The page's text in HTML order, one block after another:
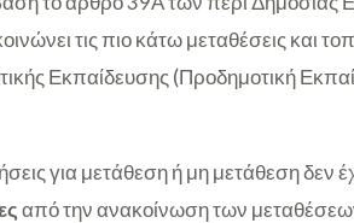
τις πιο κάτω μεταθέσεις και
Εκπαίδευσης (Προδημοτική
για μετάθεση ή μη μετάθεση δεν
από την ανακοίνωση των